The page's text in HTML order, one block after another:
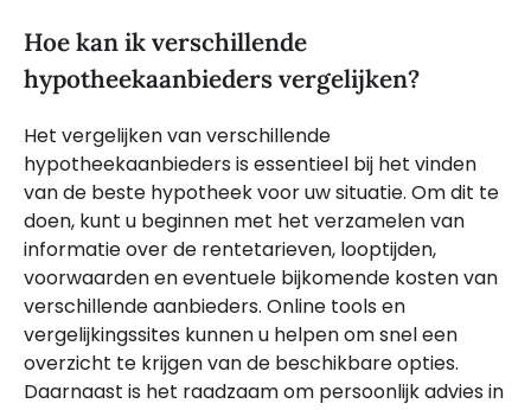
Hoe kan ik verschillende
hypotheekaanbieders vergelijken?
Het vergelijken van verschillende
hypotheekaanbieders is essentieel bij het vinden
van de beste hypotheek voor uw situatie. Om dit te
doen, kunt u beginnen met het verzamelen van
informatie over de rentetarieven, looptijden,
voorwaarden en eventuele bijkomende kosten van
verschillende aanbieders. Online tools en
vergelijkingssites kunnen u helpen om snel een
overzicht te krijgen van de beschikbare opties.
Daarnaast is het raadzaam om persoonlijk advies in